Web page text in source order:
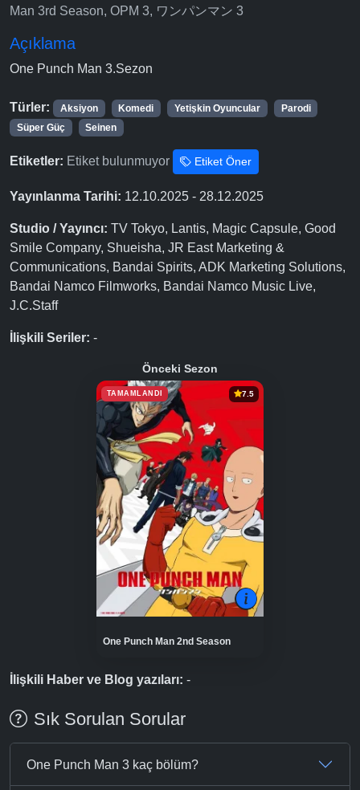
Man 3rd Season, OPM 3, ワンパンマン 3
Açıklama
One Punch Man 3.Sezon
Türler: Aksiyon Komedi Yetişkin Oyuncular
Parodi
Süper Güç
Seinen
Etiketler: Etiket bulunmuyor Etiket Öner
Yayınlanma Tarihi: 12.10.2025 - 28.12.2025
Studio / Yayıncı: TV Tokyo, Lantis, Magic Capsule, Good
Smile Company, Shueisha, JR East Marketing &
Communications, Bandai Spirits, ADK Marketing Solutions,
Bandai Namco Filmworks, Bandai Namco Music Live,
J.C.Staff
İlişkili Seriler: -
Önceki Sezon
TAMAMLANDI 7.5
One Punch Man 2nd Season
İlişkili Haber ve Blog yazıları: -
Sık Sorulan Sorular
One Punch Man 3 kaç bölüm?